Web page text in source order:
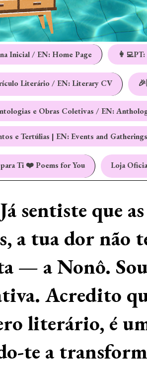
Inicial / EN: Home Page
Literário / EN: Literary CV
e Obras Coletivas / EN:
e Tertúlias | EN: Events and Gatherings
Ti ❤️ Poems for You Loja
sentiste que
a tua dor não
— a Nonô.
Acredito
literário, é
te a